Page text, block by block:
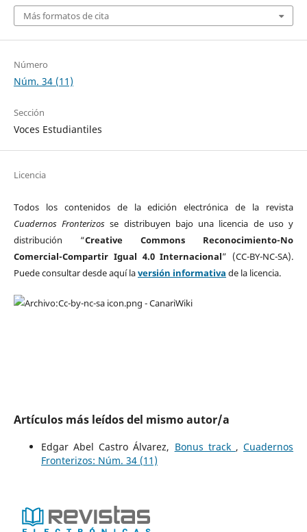
Más formatos de cita
Número
Núm. 34 (11)
Sección
Voces Estudiantiles
Licencia
Todos los contenidos de la edición electrónica de la revista
Cuadernos Fronterizos se distribuyen bajo una licencia de uso y
distribución “Creative Commons Reconocimiento-No
Comercial-Compartir Igual 4.0 Internacional” (CC-BY-NC-SA).
Puede consultar desde aquí laversión informativa de la licencia.
Artículos más leídos del mismo autor/a
Edgar Abel Castro Álvarez, Bonus track ,Cuadernos
Fronterizos: Núm. 34 (11)